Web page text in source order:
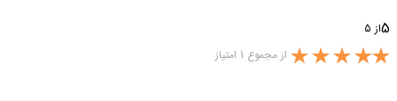
5از 5
از مجموع 1 امتیاز